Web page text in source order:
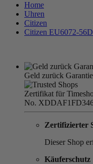
Home
Uhren
Citizen
Citizen EU6072-
Geld zurück Garantie
Zertifikat für
No.
Zertifizierter
Dieser Shop
Käuferschutz